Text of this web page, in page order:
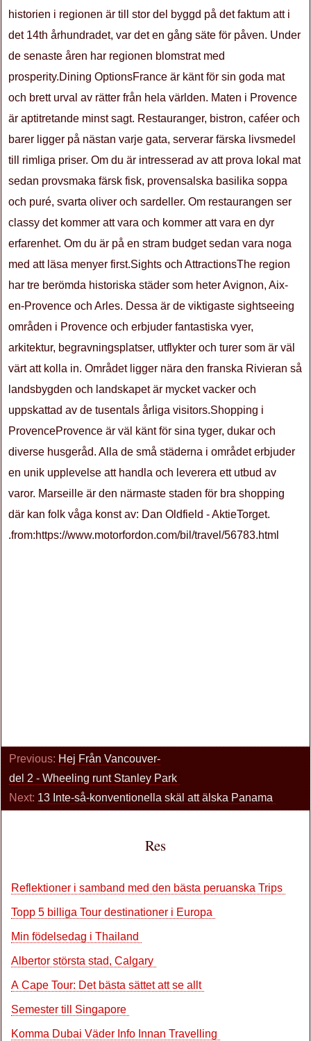
historien i regionen är till stor del byggd på det faktum att i
det 14th århundradet, var det en gång säte för påven. Under
de senaste åren har regionen blomstrat med
prosperity.Dining OptionsFrance är känt för sin goda mat
och brett urval av rätter från hela världen. Maten i Provence
är aptitretande minst sagt. Restauranger, bistron, caféer och
barer ligger på nästan varje gata, serverar färska livsmedel
till rimliga priser. Om du är intresserad av att prova lokal mat
sedan provsmaka färsk fisk, provensalska basilika soppa
och puré, svarta oliver och sardeller. Om restaurangen ser
classy det kommer att vara och kommer att vara en dyr
erfarenhet. Om du är på en stram budget sedan vara noga
med att läsa menyer first.Sights och AttractionsThe region
har tre berömda historiska städer som heter Avignon, Aix-
en-Provence och Arles. Dessa är de viktigaste sightseeing
områden i Provence och erbjuder fantastiska vyer,
arkitektur, begravningsplatser, utflykter och turer som är väl
värt att kolla in. Området ligger nära den franska Rivieran så
landsbygden och landskapet är mycket vacker och
uppskattad av de tusentals årliga visitors.Shopping i
ProvenceProvence är väl känt för sina tyger, dukar och
diverse husgeråd. Alla de små städerna i området erbjuder
en unik upplevelse att handla och leverera ett utbud av
varor. Marseille är den närmaste staden för bra shopping
där kan folk våga konst av: Dan Oldfield - AktieTorget.
.from:https://www.motorfordon.com/bil/travel/56783.html
Previous: Hej Från Vancouver-
del 2 - Wheeling runt Stanley Park
Next: 13 Inte-så-konventionella skäl att älska Panama
Res
Reflektioner i samband med den bästa peruanska Trips
Topp 5 billiga Tour destinationer i Europa
Min födelsedag i Thailand
Albertor största stad, Calgary
A Cape Tour: Det bästa sättet att se allt
Semester till Singapore
Komma Dubai Väder Info Innan Travelling